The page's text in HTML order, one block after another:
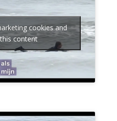
cookies and
content